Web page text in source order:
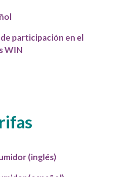
participación en el
WIN
(inglés)